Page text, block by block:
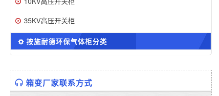
35KV高压开关柜
按施耐德环保气体柜分类
箱变厂家联系方式